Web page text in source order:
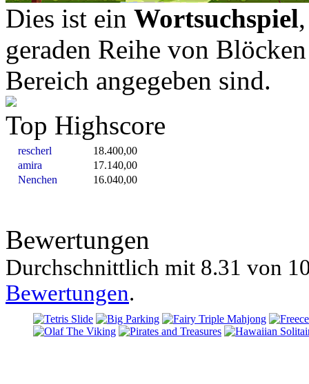
Dies ist ein Wortsuchspiel
geraden Reihe von
Bereich angegeben sind.
Top Highscore
rescherl
18.400,00
amira
17.140,00
Nenchen
16.040,00
Bewertungen
Durchschnittlich mit 8.31 von
Bewertungen.